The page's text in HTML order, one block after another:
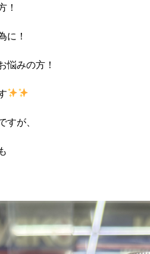
！
に！
悩みの方！
が、